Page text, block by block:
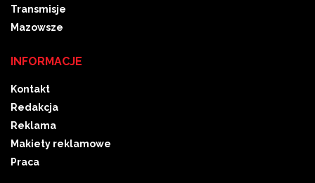
Transmisje
Mazowsze
INFORMACJE
Kontakt
Redakcja
Reklama
Makiety reklamowe
Praca